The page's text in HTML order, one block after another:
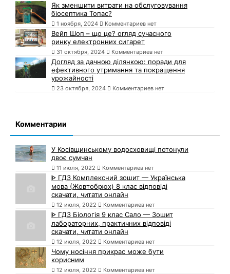
Як зменшити витрати на обслуговування
біосептика Топас?
1 ноября, 2024 Комментариев нет
Вейп Шоп – що це? огляд сучасного
ринку електронних сигарет
31 октября, 2024 Комментариев нет
Догляд за дачною ділянкою: поради для
ефективного утримання та покращення
урожайності
23 октября, 2024 Комментариев нет
Комментарии
У Косівщинському водосховищі потонули
двоє сумчан
11 июля, 2022 Комментариев нет
ᐈ ГДЗ Комплексний зошит — Українська
мова (Жовтобрюх) 8 клас відповіді
скачати, читати онлайн
12 июля, 2022 Комментариев нет
ᐈ ГДЗ Біологія 9 клас Сало — Зошит
лабораторних, практичних відповіді
скачати, читати онлайн
12 июля, 2022 Комментариев нет
Чому носіння прикрас може бути
корисним
12 июля, 2022 Комментариев нет